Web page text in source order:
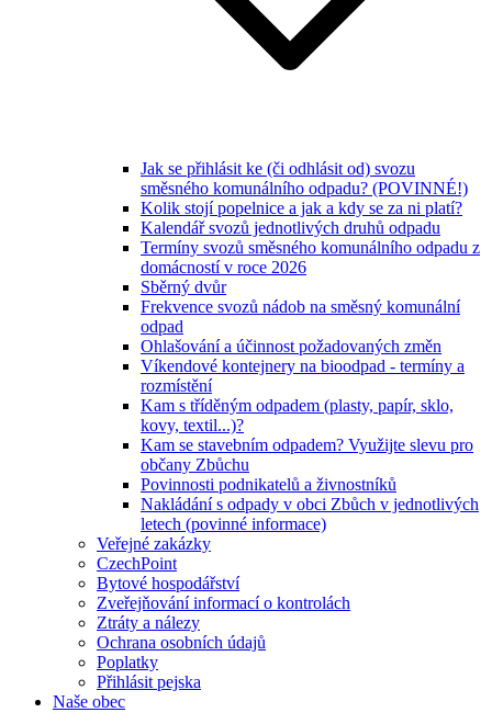
Jak se přihlásit ke (či odhlásit od) svozu
směsného komunálního odpadu? (POVINNÉ!)
Kolik stojí popelnice a jak a kdy se za ni platí?
Kalendář svozů jednotlivých druhů odpadu
Termíny svozů směsného komunálního odpadu z
domácností v roce 2026
Sběrný dvůr
Frekvence svozů nádob na směsný komunální
odpad
Ohlašování a účinnost požadovaných změn
Víkendové kontejnery na bioodpad - termíny a
rozmístění
Kam s tříděným odpadem (plasty, papír, sklo,
kovy, textil...)?
Kam se stavebním odpadem? Využijte slevu pro
občany Zbůchu
Povinnosti podnikatelů a živnostníků
Nakládání s odpady v obci Zbůch v jednotlivých
letech (povinné informace)
Veřejné zakázky
CzechPoint
Bytové hospodářství
Zveřejňování informací o kontrolách
Ztráty a nálezy
Ochrana osobních údajů
Poplatky
Přihlásit pejska
Naše obec